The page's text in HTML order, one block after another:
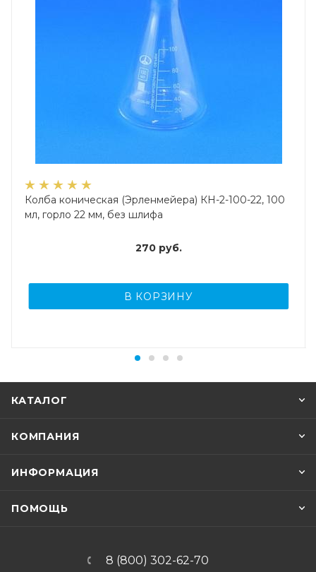
Колба коническая (Эрленмейера) КН-2-100-22, 100
мл, горло 22 мм, без шлифа
270руб.
В КОРЗИНУ
КАТАЛОГ
КОМПАНИЯ
ИНФОРМАЦИЯ
ПОМОЩЬ
8 (800) 302-62-70